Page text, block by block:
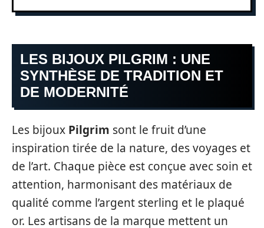
LES BIJOUX PILGRIM : UNE
SYNTHÈSE DE TRADITION ET
DE MODERNITÉ
Les bijoux Pilgrim sont le fruit d’une
inspiration tirée de la nature, des voyages et
de l’art. Chaque pièce est conçue avec soin et
attention, harmonisant des matériaux de
qualité comme l’argent sterling et le plaqué
or. Les artisans de la marque mettent un